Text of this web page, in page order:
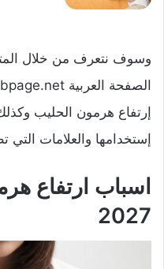
وسوف نتعرف من خلال
إرتفاع هرمون الحليب
إستخدامها والعلامات التي
اسباب ارتفاع
2027